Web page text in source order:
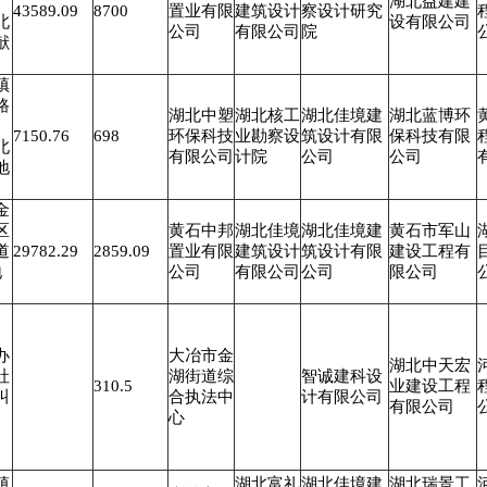
43589.09 8700
置业有限
公司
建筑设计
有限公司
察设计研究
院
设有限公司
7150.76 698
湖北中塑
环保科技
有限公司
湖北核工
业勘察设
计院
湖北佳境建
筑设计有限
公司
湖北蓝博环
保科技有限
公司
29782.29 2859.09
黄石中邦
置业有限
公司
湖北佳境
建筑设计
有限公司
湖北佳境建
筑设计有限
公司
黄石市军山
建设工程有
限公司
310.5
大冶市金
湖街道综
合执法中
心
智诚建科设
计有限公司
湖北中天宏
业建设工程
有限公司